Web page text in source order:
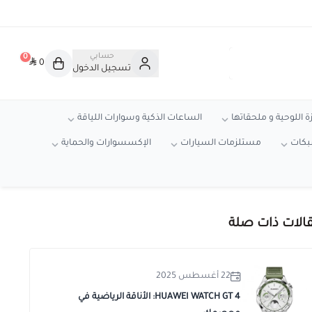
حسابي
تسجيل الدخول
0
0
اللوحية و ملحقاتها الساعات الذكية وسوارات اللياقة
مستلزمات السيارات الإكسسوارات والحماية
ذات صلة
22 أغسطس 2025
HUAWEI WATCH GT 4: الأناقة الرياضية في